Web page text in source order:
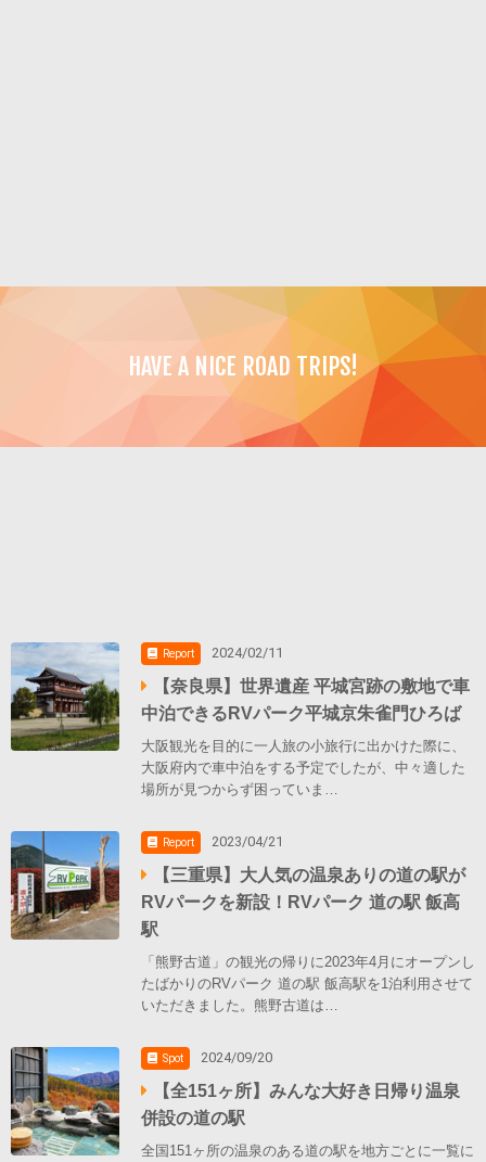
HAVE A NICE ROAD TRIPS!
Report 2024/02/11
【奈良県】世界遺産 平城宮跡の敷地で車
中泊できるRVパーク平城京朱雀門ひろば
大阪観光を目的に一人旅の小旅行に出かけた際に、
大阪府内で車中泊をする予定でしたが、中々適した
場所が見つからず困っていま…
Report 2023/04/21
【三重県】大人気の温泉ありの道の駅が
RVパークを新設！RVパーク 道の駅 飯高
駅
「熊野古道」の観光の帰りに2023年4月にオープンし
たばかりのRVパーク 道の駅 飯高駅を1泊利用させて
いただきました。熊野古道は…
Spot 2024/09/20
【全151ヶ所】みんな大好き日帰り温泉
併設の道の駅
全国151ヶ所の温泉のある道の駅を地方ごとに一覧に